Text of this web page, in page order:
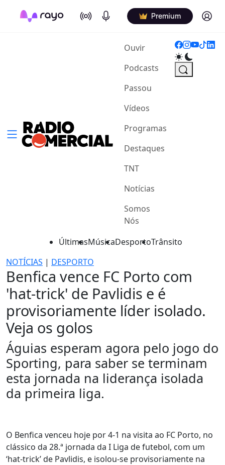
On Air Podcasts Premium Log in
Ouvir(current)
Podcasts
Passou
Vídeos
Programas
Destaques
TNT
Notícias
Somos
Nós
ÚltimasMúsicaDesportoTrânsito
NOTÍCIAS | DESPORTO
Benfica vence FC Porto com
'hat-trick' de Pavlidis e é
provisoriamente líder isolado.
Veja os golos
Águias esperam agora pelo jogo do
Sporting, para saber se terminam
esta jornada na liderança isolada
da primeira liga.
O Benfica venceu hoje por 4-1 na visita ao FC Porto, no
clássico da 28.ª jornada da I Liga de futebol, com um
‘hat-trick’ de Pavlidis, e isolou-se provisoriamente na